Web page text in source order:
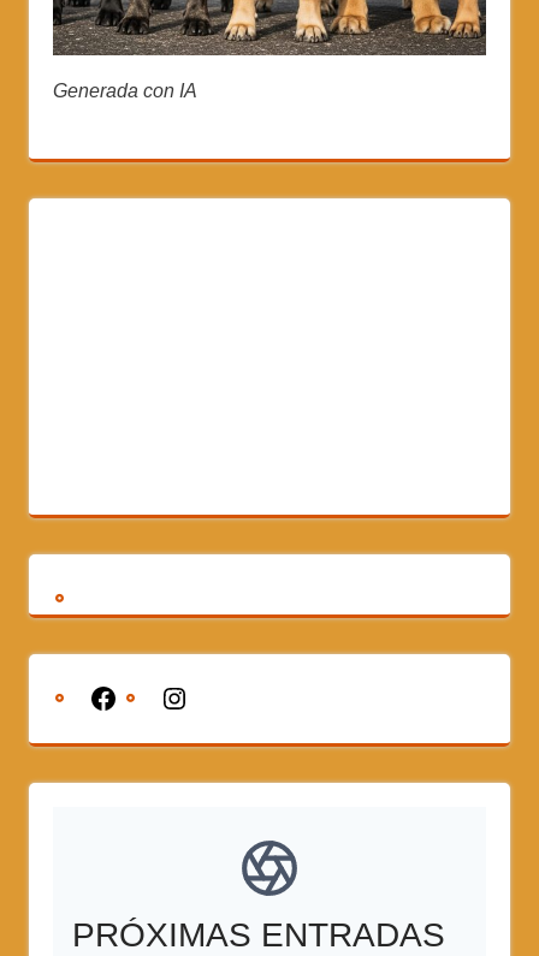
Generada con IA
PRÓXIMAS ENTRADAS